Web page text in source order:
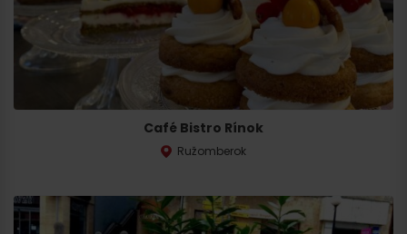
Café Bistro Rínok
Ružomberok
Wyjazd